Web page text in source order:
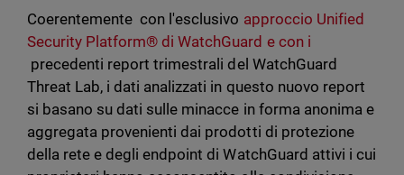
Coerentemente con l'esclusivo approccio Unified
Security Platform® di WatchGuard e con i
precedenti report trimestrali del WatchGuard
Threat Lab, i dati analizzati in questo nuovo report
si basano su dati sulle minacce in forma anonima e
aggregata provenienti dai prodotti di protezione
della rete e degli endpoint di WatchGuard attivi i cui